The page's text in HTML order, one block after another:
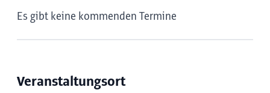
Es gibt keine kommenden Termine
Veranstaltungsort